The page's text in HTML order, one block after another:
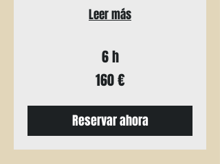
Leer más
6 h
160 €
Reservar ahora